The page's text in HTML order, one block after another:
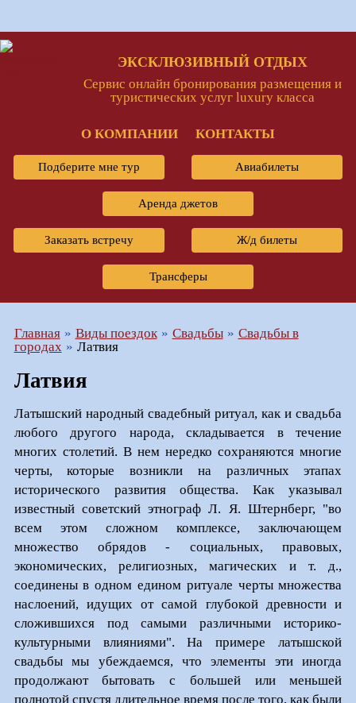
ЭКСКЛЮЗИВНЫЙ ОТДЫХ
Сервис онлайн бронирования размещения и
туристических услуг luxury класса
О КОМПАНИИ КОНТАКТЫ
Подберите мне тур Авиабилеты
Аренда джетов
Заказать встречу Ж/д билеты
Трансферы
Главная Виды поездок Свадьбы
Свадьбы в
городах
Латвия
Латвия
Латышский народный свадебный ритуал, как и свадьба
любого другого народа, складывается в течение
многих столетий. В нем нередко сохраняются многие
черты, которые возникли на различных этапах
исторического развития общества. Как указывал
известный советский этнограф Л. Я. Штернберг, "во
всем этом сложном комплексе, заключающем
множество обрядов - социальных, правовых,
экономических, религиозных, магических и т. д.,
соединены в одном едином ритуале черты множества
наслоений, идущих от самой глубокой древности и
сложившихся под самыми различными историко-
культурными влияниями". На примере латышской
свадьбы мы убеждаемся, что элементы эти иногда
продолжают бытовать с большей или меньшей
полнотой спустя длительное время после того, как были